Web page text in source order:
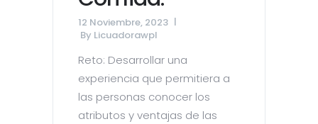
12 Noviembre, 2023
By Licuadorawpl
Reto: Desarrollar una
experiencia que permitiera a
las personas conocer los
atributos y ventajas de las